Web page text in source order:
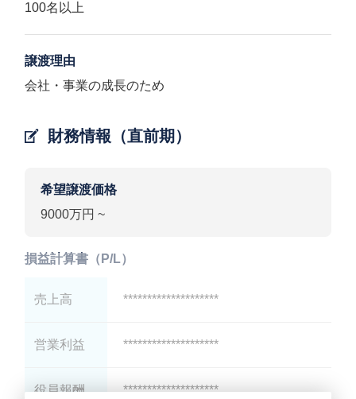
100名以上
譲渡理由
会社・事業の成長のため
財務情報（直前期）
希望譲渡価格
9000万円 ~
損益計算書（P/L）
売上高 ********************
営業利益 ********************
役員報酬 ********************